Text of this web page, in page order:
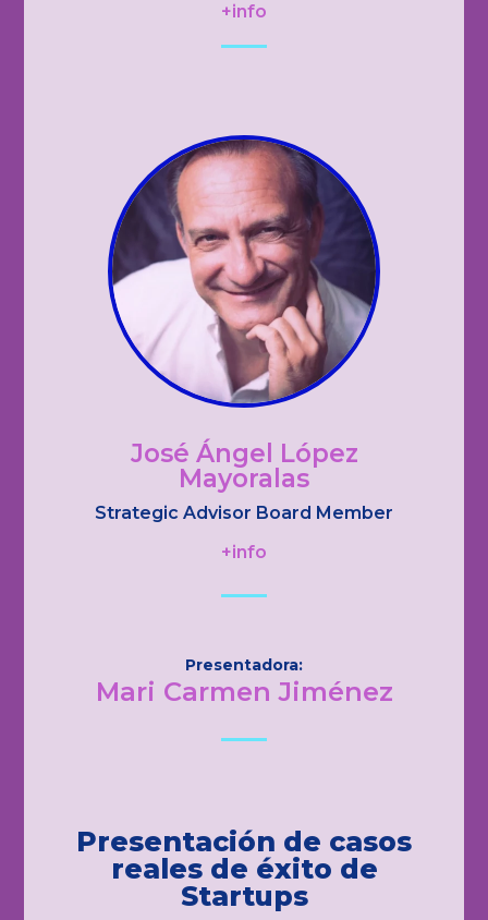
+info
José Ángel López
Mayoralas
Strategic Advisor Board Member
+info
Presentadora:
Mari Carmen Jiménez
Presentación de casos
realesde éxito de
Startups